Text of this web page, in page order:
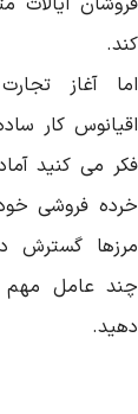
آغاز
کار
می کنید
فروشی
گسترش
عامل مهم